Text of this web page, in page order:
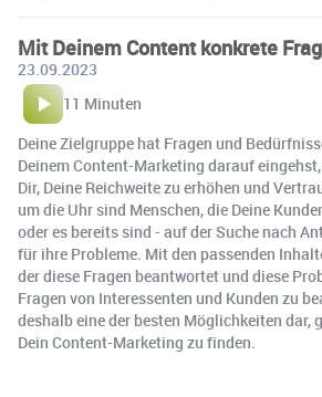
Mit Deinem Content konkrete
23.09.2023
11 Minuten
Deine Zielgruppe hat Fragen und
Deinem Content-Marketing darauf
Dir, Deine Reichweite zu erhöhen und
um die Uhr sind Menschen, die Deine
oder es bereits sind - auf der Suche nach
für ihre Probleme. Mit den passenden
der diese Fragen beantwortet und diese
Fragen von Interessenten und Kunden zu
deshalb eine der besten Möglichkeiten dar,
Dein Content-Marketing zu finden.